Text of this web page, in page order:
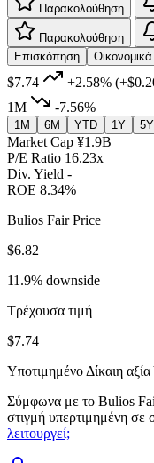
Παρακολούθηση
Παρακολούθηση
Επισκόπηση
Οικονομικά
$7.74 +2.58%
1M
-7.56%
1M 6M YTD 1Y 5Y
Market Cap ¥1.9B
P/E Ratio 16.23x
Div. Yield -
ROE 8.34%
Bulios Fair Price
$6.82
11.9% downside
Τρέχουσα τιμή
$7.74
Υποτιμημένο Δίκαιη αξία
Σύμφωνα με το Bulios
στιγμή υπερτιμημένη σε
λειτουργεί;